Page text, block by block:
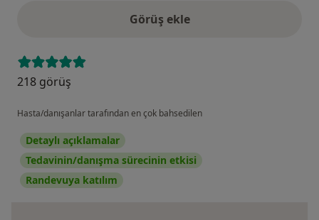
Görüş ekle
218 görüş
Hasta/danışanlar tarafından en çok bahsedilen
Detaylı açıklamalar
Tedavinin/danışma sürecinin etkisi
Randevuya katılım